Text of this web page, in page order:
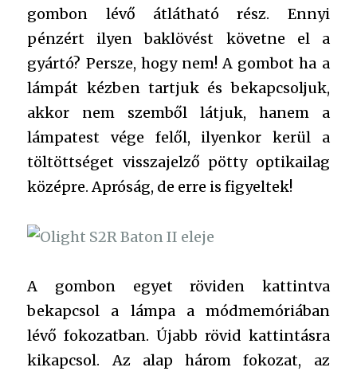
gombon lévő átlátható rész. Ennyi
pénzért ilyen baklövést követne el a
gyártó? Persze, hogy nem! A gombot ha a
lámpát kézben tartjuk és bekapcsoljuk,
akkor nem szemből látjuk, hanem a
lámpatest vége felől, ilyenkor kerül a
töltöttséget visszajelző pötty optikailag
középre. Apróság, de erre is figyeltek!
A gombon egyet röviden kattintva
bekapcsol a lámpa a módmemóriában
lévő fokozatban. Újabb rövid kattintásra
kikapcsol. Az alap három fokozat, az